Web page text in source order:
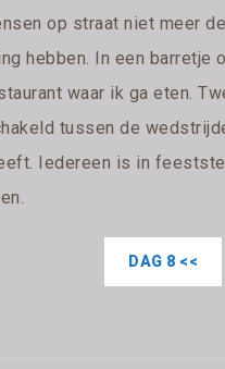
op straat niet meer
hebben. In een barretje
waar ik ga eten.
tussen de
Iedereen is in
DAG 8 <<